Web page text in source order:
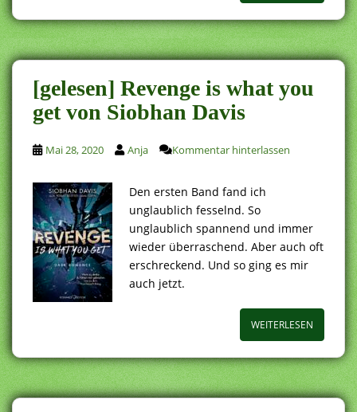
[gelesen] Revenge is what you
get von Siobhan Davis
Mai 28, 2020 Anja Kommentar hinterlassen
Den ersten Band fand ich
unglaublich fesselnd. So
unglaublich spannend und immer
wieder überraschend. Aber auch oft
erschreckend. Und so ging es mir
auch jetzt.
WEITERLESEN